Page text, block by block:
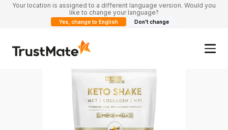
Your location is assigned to a different language version. Would you
like to change your language?
Yes, change to English Don't change